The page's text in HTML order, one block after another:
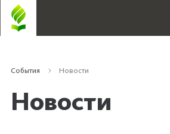
События Новости
Новости